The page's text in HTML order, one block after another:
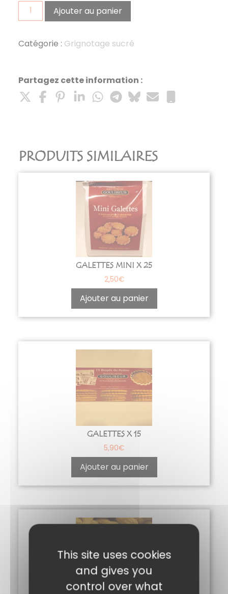
quantité
de
roses
Ajouter au panier
Catégorie : Grignotage sucré
Partagez cette information :
PRODUITS SIMILAIRES
GALETTES MINI X 25
2,50€
Ajouter au panier
GALETTES X 15
5,90€
Ajouter au panier
This site uses cookies
and gives you
control over what